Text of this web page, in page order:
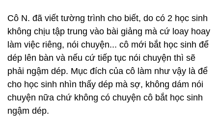
Cô N. đã viết tường trình cho biết, do có 2 học sinh
không chịu tập trung vào bài giảng mà cứ loay hoay
làm việc riêng, nói chuyện... cô mới bắt học sinh để
dép lên bàn và nếu cứ tiếp tục nói chuyện thì sẽ
phải ngậm dép. Mục đích của cô làm như vậy là để
cho học sinh nhìn thấy dép mà sợ, không dám nói
chuyện nữa chứ không có chuyện cô bắt học sinh
ngậm dép.